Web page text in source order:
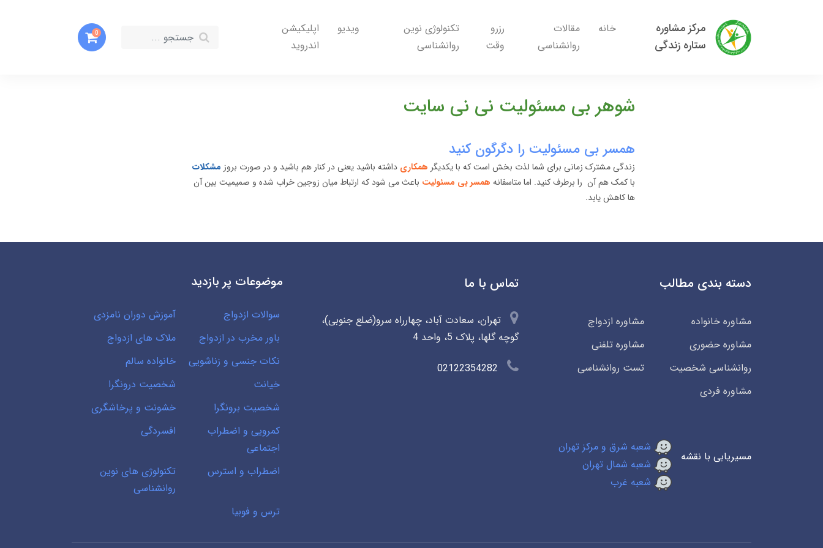
مرکز مشاوره
ستاره زندگی
خانه
مقالات
روانشناسی
رزرو
وقت
تکنولوژی نوین
روانشناسی
ویدیو
اپلیکیشن
اندروید
0
شوهر بی مسئولیت نی نی سایت
همسر بی مسئولیت را دگرگون کنید
زندگی مشترک زمانی برای شما لذت بخش است که با یکدیگر همکاری داشته باشید یعنی در کنار هم باشید و در صورت بروز مشکلات
با کمک هم آن را برطرف کنید. اما متاسفانه همسر بی مسئولیت باعث می شود که ارتباط میان زوجین خراب شده و صمیمیت بین آن
ها کاهش یابد.
دسته بندی مطالب
مشاوره خانواده
مشاوره ازدواج
مشاوره حضوری
مشاوره تلفنی
روانشناسی شخصیت
تست روانشناسی
مشاوره فردی
مسیریابی با نقشه
شعبه شرق و مرکز تهران
شعبه شمال تهران
شعبه غرب
تماس با ما
تهران، سعادت آباد، چهارراه سرو(ضلع جنوبی)،
گوچه گلها، پلاک 5، واحد 4
02122354282
موضوعات پر بازدید
سوالات ازدواج
آموزش دوران نامزدی
باور مخرب در ازدواج
ملاک های ازدواج
نکات جنسی و زناشویی
خانواده سالم
خیانت
شخصیت درونگرا
شخصیت برونگرا
خشونت و پرخاشگری
کمرویی و اضطراب
اجتماعی
افسردگی
اضطراب و استرس
تکنولوژی های نوین
روانشناسی
ترس و فوبیا